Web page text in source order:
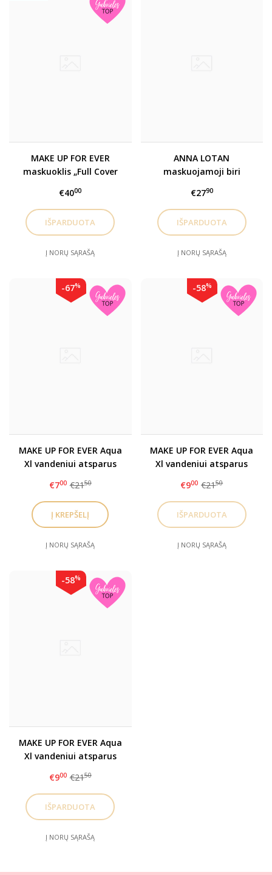
MAKE UP FOR EVER
maskuoklis „Full Cover
Cream”, 15 ml
€4000
Į NORŲ SĄRAŠĄ
ANNA LOTAN
maskuojamoji biri
€2790
Į NORŲ SĄRAŠĄ
-67%
MAKE UP FOR EVER Aqua
Xl vandeniui atsparus
€700 €2150
Į NORŲ SĄRAŠĄ
-58%
MAKE UP FOR EVER Aqua
Xl vandeniui atsparus
€900 €2150
Į NORŲ SĄRAŠĄ
-58%
MAKE UP FOR EVER Aqua
Xl vandeniui atsparus
€900 €2150
Į NORŲ SĄRAŠĄ